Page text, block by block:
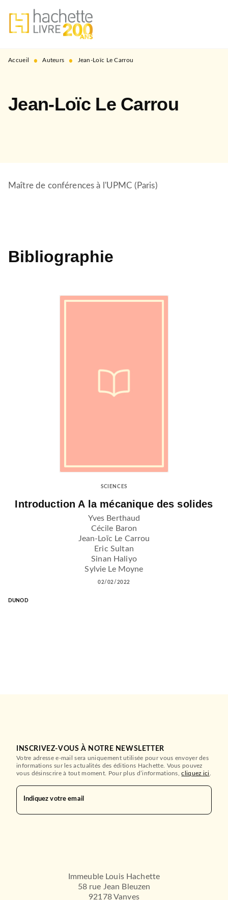
MENU RECHERCHE
PIED DE PAGE
Accueil • Auteurs • Jean-Loïc Le Carrou
Jean-Loïc Le Carrou
Maître de conférences à l'UPMC (Paris)
Bibliographie
SCIENCES
Introduction A la mécanique des solides
Yves Berthaud
Cécile Baron
Jean-Loïc Le Carrou
Eric Sultan
Sinan Haliyo
Sylvie Le Moyne
02/02/2022
DUNOD
INSCRIVEZ-VOUS À NOTRE NEWSLETTER
Votre adresse e-mail sera uniquement utilisée pour vous envoyer des
informations sur les actualités des éditions Hachette. Vous pouvez
vous désinscrire à tout moment. Pour plus d’informations,cliquez ici
Indiquez votre email
Immeuble Louis Hachette
58 rue Jean Bleuzen
92178 Vanves